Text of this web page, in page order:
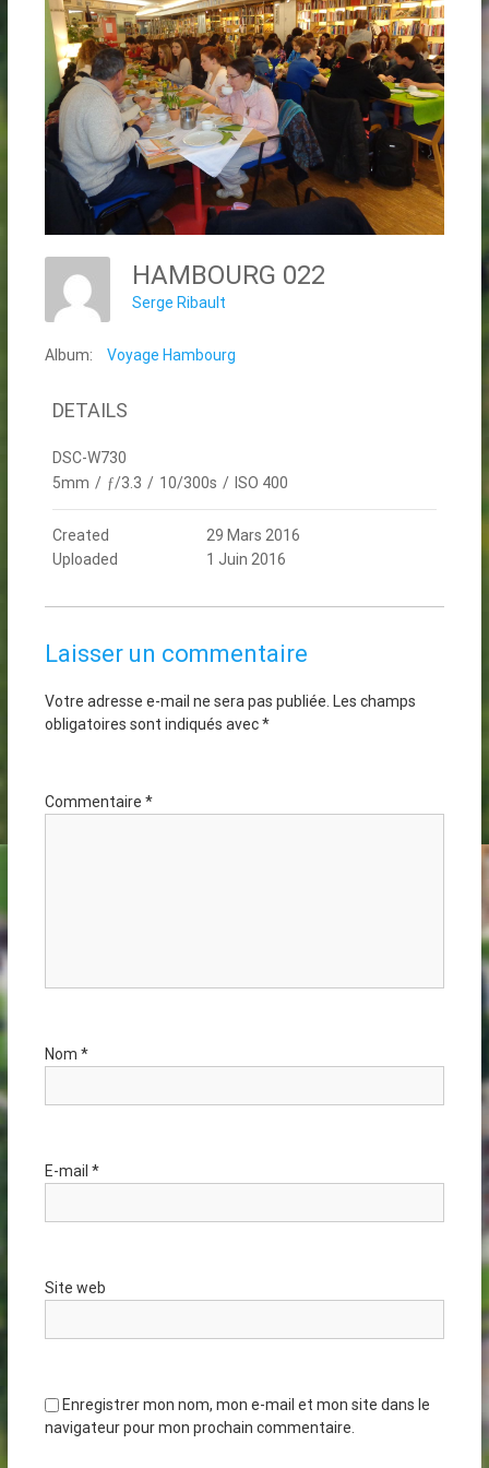
HAMBOURG 022
Serge Ribault
Album: Voyage Hambourg
DETAILS
DSC-W730
5mm / ƒ/3.3 / 10/300s / ISO 400
Created
29 Mars 2016
Uploaded
1 Juin 2016
Laisser un commentaire
Votre adresse e-mail ne sera pas publiée. Les champs
obligatoires sont indiqués avec*
Commentaire*
Nom*
E-mail*
Site web
Enregistrer mon nom, mon e-mail et mon site dans le
navigateur pour mon prochain commentaire.